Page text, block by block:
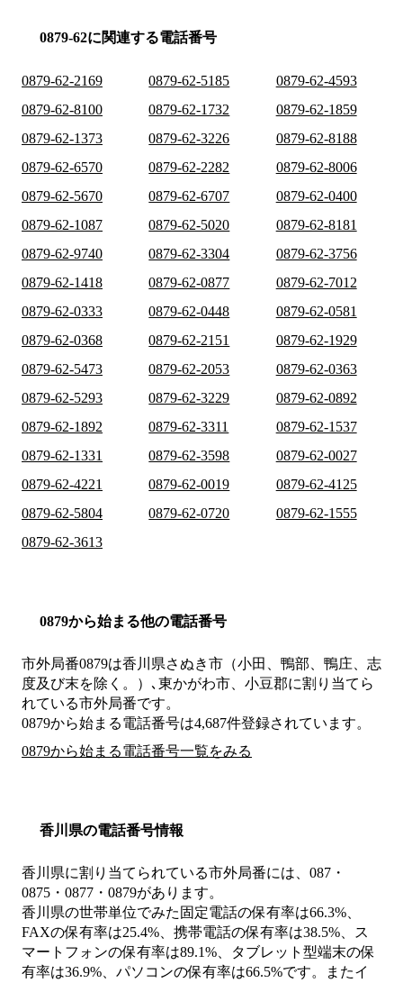
0879-62に関連する電話番号
0879-62-2169 0879-62-5185
0879-62-4593
0879-62-8100
0879-62-1732
0879-62-1859
0879-62-1373
0879-62-3226
0879-62-8188
0879-62-6570
0879-62-2282
0879-62-8006
0879-62-5670
0879-62-6707
0879-62-0400
0879-62-1087
0879-62-5020
0879-62-8181
0879-62-9740
0879-62-3304
0879-62-3756
0879-62-1418
0879-62-0877
0879-62-7012
0879-62-0333
0879-62-0448
0879-62-0581
0879-62-0368
0879-62-2151
0879-62-1929
0879-62-5473
0879-62-2053
0879-62-0363
0879-62-5293
0879-62-3229
0879-62-0892
0879-62-1892
0879-62-3311
0879-62-1537
0879-62-1331
0879-62-3598
0879-62-0027
0879-62-4221
0879-62-0019
0879-62-4125
0879-62-5804
0879-62-0720
0879-62-1555
0879-62-3613
0879から始まる他の電話番号
市外局番0879は香川県さぬき市（小田、鴨部、鴨庄、志
度及び末を除く。）､東かがわ市、小豆郡に割り当てら
れている市外局番です。
0879から始まる電話番号は4,687件登録されています。
0879から始まる電話番号一覧をみる
香川県の電話番号情報
香川県に割り当てられている市外局番には、087・
0875・0877・0879があります。
香川県の世帯単位でみた固定電話の保有率は66.3%、
FAXの保有率は25.4%、携帯電話の保有率は38.5%、ス
マートフォンの保有率は89.1%、タブレット型端末の保
有率は36.9%、パソコンの保有率は66.5%です。またイ